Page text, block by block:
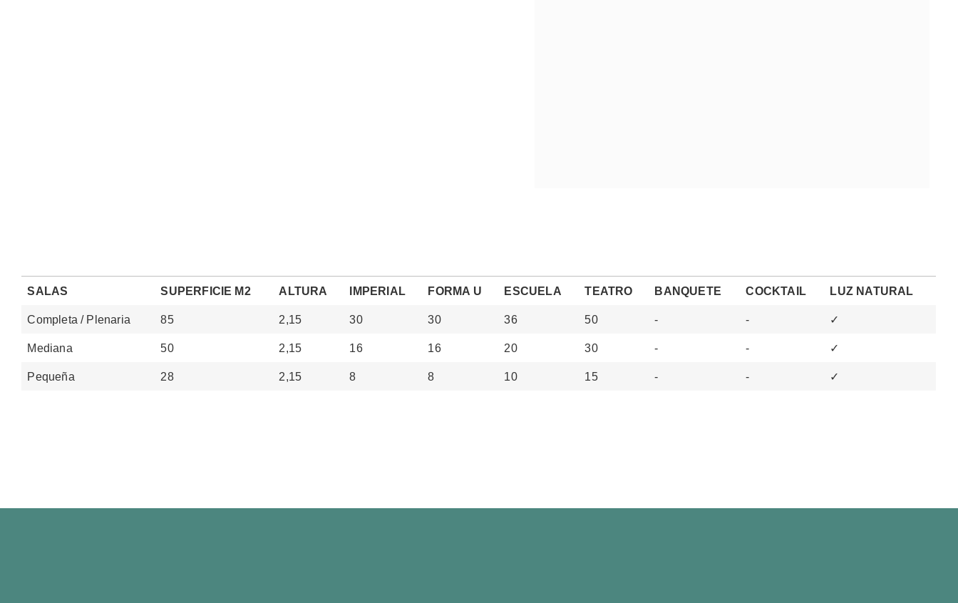
SALAS SUPERFICIE M2 ALTURA IMPERIAL FORMA U ESCUELA TEATRO BANQUETE COCKTAIL LUZ NATURAL
Completa / Plenaria 85 2,15 30 30 36 50 - - ✓
Mediana 50 2,15 16 16 20 30 - - ✓
Pequeña 28 2,15 8 8 10 15 - - ✓